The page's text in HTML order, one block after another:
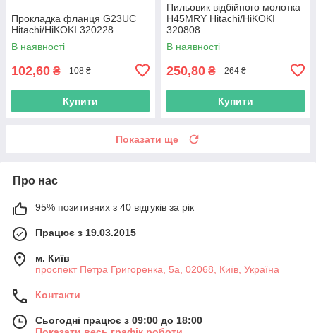
Прокладка фланця G23UC
Hitachi/HiKOKI 320228
В наявності
102,60 ₴ 108 ₴
Купити
Пильовик відбійного молотка
H45MRY Hitachi/HiKOKI
320808
В наявності
250,80 ₴ 264 ₴
Купити
Показати ще
Про нас
95% позитивних з 40 відгуків за рік
Працює з 19.03.2015
м. Київ
проспект Петра Григоренка, 5а, 02068, Київ, Україна
Контакти
Сьогодні працює з 09:00 до 18:00